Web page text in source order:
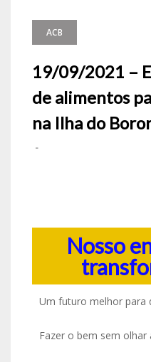
ACB
19/09/2021 –
de alimentos
na Ilha do
-
Nosso
Um futuro melhor para
Fazer o bem sem olhar